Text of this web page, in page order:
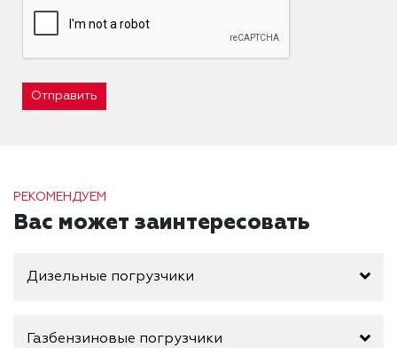
Отправить
РЕКОМЕНДУЕМ
Вас может заинтересовать
Дизельные погрузчики
Газбензиновые погрузчики